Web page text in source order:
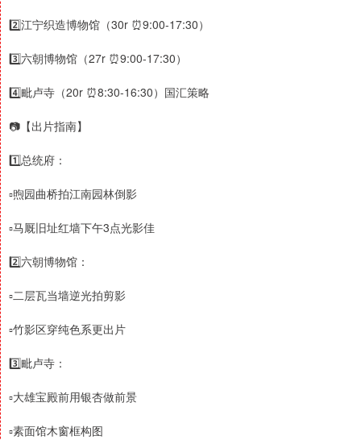
2️⃣江宁织造博物馆（30r ⏰9:00-17:30）
3️⃣六朝博物馆（27r ⏰9:00-17:30）
4️⃣毗卢寺（20r ⏰8:30-16:30）国汇策略
📷【出片指南】
1️⃣总统府：
▫️煦园曲桥拍江南园林倒影
▫️马厩旧址红墙下午3点光影佳
2️⃣六朝博物馆：
▫️二层瓦当墙逆光拍剪影
▫️竹影区穿纯色系更出片
3️⃣毗卢寺：
▫️大雄宝殿前用银杏做前景
▫️素面馆木窗框构图